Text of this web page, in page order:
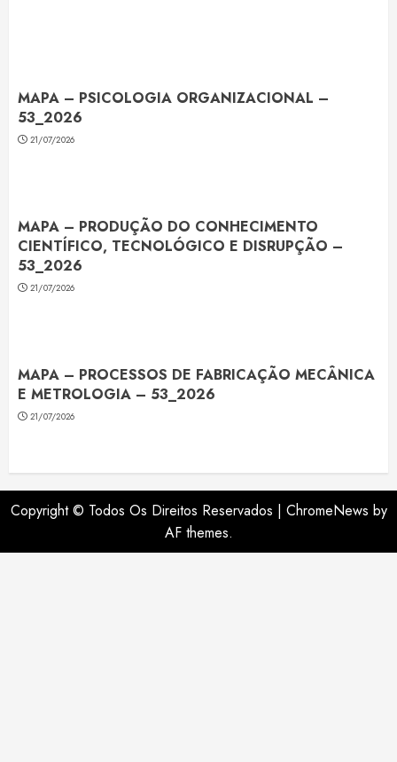
MAPA – PSICOLOGIA ORGANIZACIONAL –
53_2026
21/07/2026
MAPA – PRODUÇÃO DO CONHECIMENTO
CIENTÍFICO, TECNOLÓGICO E DISRUPÇÃO –
53_2026
21/07/2026
MAPA – PROCESSOS DE FABRICAÇÃO MECÂNICA
E METROLOGIA – 53_2026
21/07/2026
Copyright © Todos Os Direitos Reservados | ChromeNews by
AF themes.